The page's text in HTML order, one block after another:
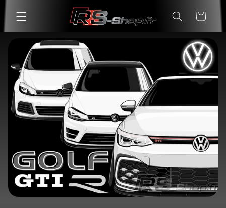
passer
au
contenu
Panier